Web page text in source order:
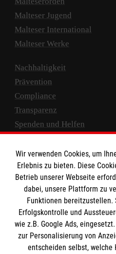
Malteser Jugend
Malteser International
Malteser Werke
Nachhaltigkeit
Prävention
Compliance
Transparenz
Spenden und Helfen
Empfänger: Malteser
IBAN: DE10 3706 0120
BIC: GENODED 1PA7
Wir verwenden Cookies, um
Erlebnis zu bieten. Diese
Betrieb unserer Webseite
dabei, unsere Plattform zu
Funktionen bereitzustellen.
Erfolgskontrolle und
wie z.B. Google Ads,
zur Personalisierung von
entscheiden selbst, welche